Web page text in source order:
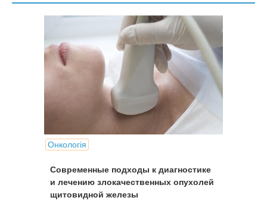
Онкологія
Современные подходы к диагностике
и лечению злокачественных опухолей
щитовидной железы